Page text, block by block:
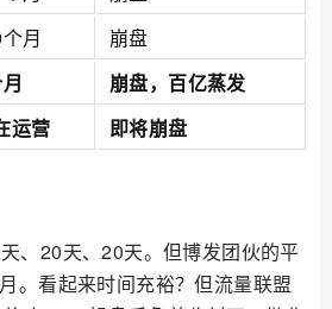
月
崩盘
崩盘，百亿蒸发
运营 即将崩盘
、20天、20天。但博发团伙的平
。看起来时间充裕？但流量联盟